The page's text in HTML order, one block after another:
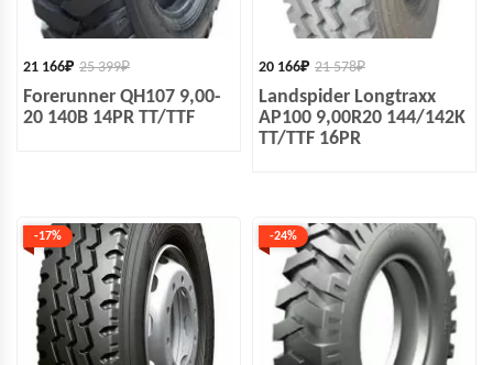
25 399₽
21 166₽
Forerunner QH107 9,00-
20 140B 14PR TT/TTF
21 578₽
20 166₽
Landspider Longtraxx
AP100 9,00R20 144/142K
TT/TTF 16PR
-17% -24%